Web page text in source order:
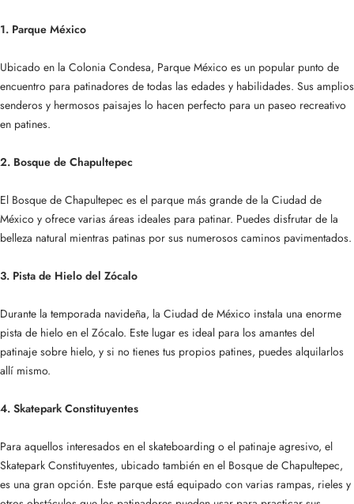
1. Parque México
Ubicado en la Colonia Condesa, Parque México es un popular punto de
encuentro para patinadores de todas las edades y habilidades. Sus amplios
senderos y hermosos paisajes lo hacen perfecto para un paseo recreativo
en patines.
2. Bosque de Chapultepec
El Bosque de Chapultepec es el parque más grande de la Ciudad de
México y ofrece varias áreas ideales para patinar. Puedes disfrutar de la
belleza natural mientras patinas por sus numerosos caminos pavimentados.
3. Pista de Hielo del Zócalo
Durante la temporada navideña, la Ciudad de México instala una enorme
pista de hielo en el Zócalo. Este lugar es ideal para los amantes del
patinaje sobre hielo, y si no tienes tus propios patines, puedes alquilarlos
allí mismo.
4. Skatepark Constituyentes
Para aquellos interesados en el skateboarding o el patinaje agresivo, el
Skatepark Constituyentes, ubicado también en el Bosque de Chapultepec,
es una gran opción. Este parque está equipado con varias rampas, rieles y